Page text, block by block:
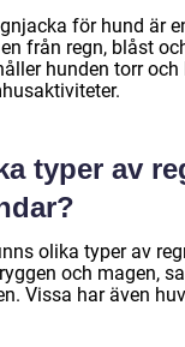
för hund är
från regn, blåst
hunden torr
typer av
olika typer av
och magen,
Vissa har även